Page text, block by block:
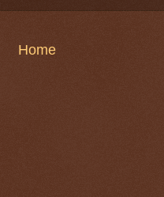
Home